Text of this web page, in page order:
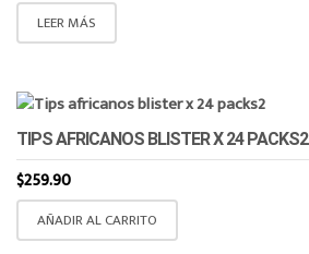
LEER MÁS
TIPS AFRICANOS BLISTER X 24 PACKS2
$259.90
AÑADIR AL CARRITO